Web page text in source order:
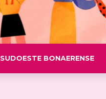
SUDOESTE BONAERENSE